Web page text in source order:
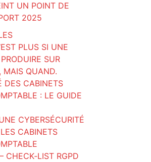
UN POINT DE
2025
PLUS SI UNE
SUR
MAIS QUAND.
DES CABINETS
: LE GUIDE
CYBERSÉCURITÉ
CABINETS
CHECK‑LIST RGPD